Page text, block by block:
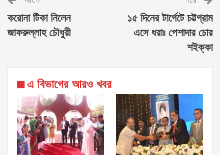
করোনা টিকা নিলেন
জাফরুল্লাহ চৌধুরী
১৫ দিনের টার্গেটে চট্টগ্রাম
এসে ধরাঃ পেশাদার চোর
শইক্কা
এ বিভাগের আরও খবর